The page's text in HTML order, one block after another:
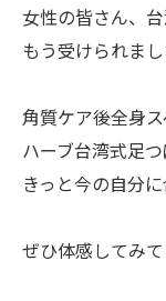
女性の皆さん、
もう受けられま
角質ケア後全身
ハーブ台湾式足
きっと今の自分
ぜひ体感してみ